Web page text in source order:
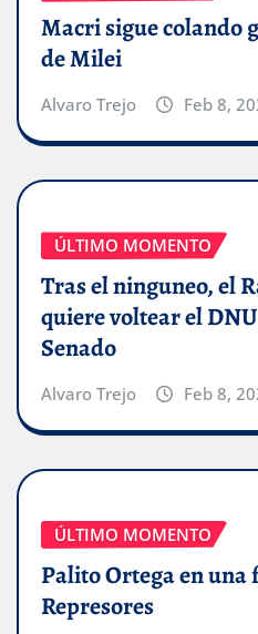
Macri sigue colando
de Milei
Alvaro Trejo Feb 8,
ÚLTIMO MOMENTO
Tras el ninguneo, el
quiere voltear el
Senado
Alvaro Trejo Feb 8,
ÚLTIMO MOMENTO
Palito Ortega en una
Represores